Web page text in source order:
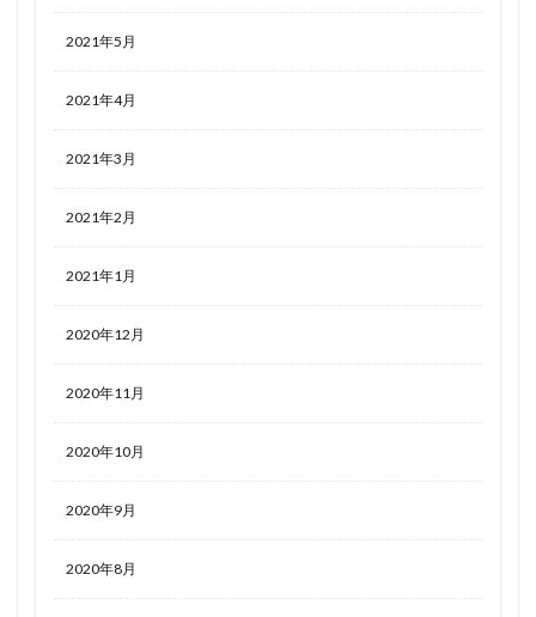
2021年5月
2021年4月
2021年3月
2021年2月
2021年1月
2020年12月
2020年11月
2020年10月
2020年9月
2020年8月